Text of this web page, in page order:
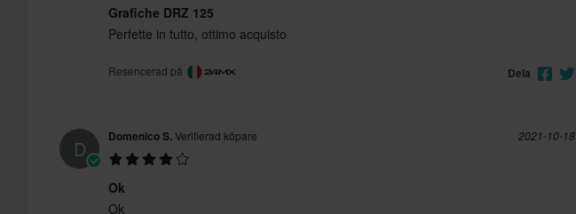
Grafiche DRZ 125
Perfette in tutto, ottimo acquisto
Resencerad på Dela
D Domenico S.Verifierad köpare 2021-10-18
Ok
Ok